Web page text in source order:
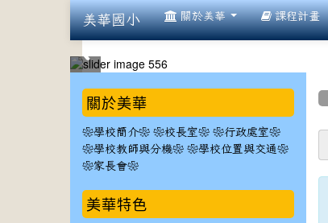
美華國小 關於美華 課程計畫
::: 關於美華
❀學校簡介❀ ❀校長室❀ ❀行政處室❀
❀學校教師與分機❀ ❀學校位置與交通❀
❀家長會❀
美華特色